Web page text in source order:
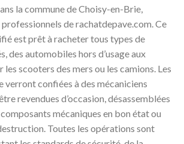
la commune de Choisy-en-Brie,
de rachatdepave.com. Ce
est prêt à racheter tous types de
des automobiles hors d’usage aux
les scooters des mers ou les camions. Les
verront confiées à des mécaniciens
revendues d’occasion, désassemblées
mécaniques en bon état ou
Toutes les opérations sont